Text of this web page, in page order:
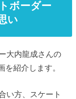
ボーダー
い
大内龍成さんの
紹介します。
い方、スケート